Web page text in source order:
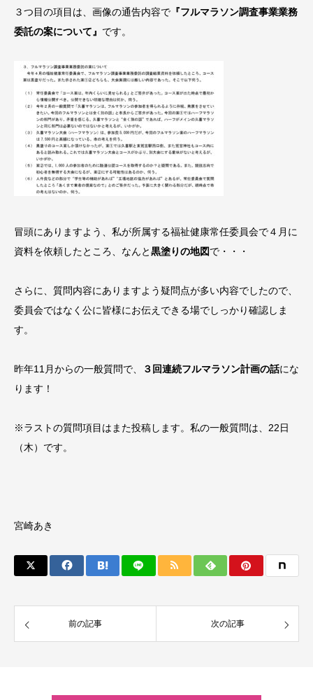
３つ目の項目は、画像の通告内容で 『フルマラソン調査事業業務
委託の案について』 です。
冒頭にありますよう、私が所属する福祉健康常任委員会で４月に
資料を依頼したところ、なんと黒塗りの地図で・・・
さらに、質問内容にありますよう疑問点が多い内容でしたので、
委員会ではなく公に皆様にお伝えできる場でしっかり確認しま
す。
昨年11月からの一般質問で、 ３回連続フルマラソン計画の話にな
ります！
※ラストの質問項目はまた投稿します。私の一般質問は、22日
（木）です。
宮崎あき
前の記事 次の記事